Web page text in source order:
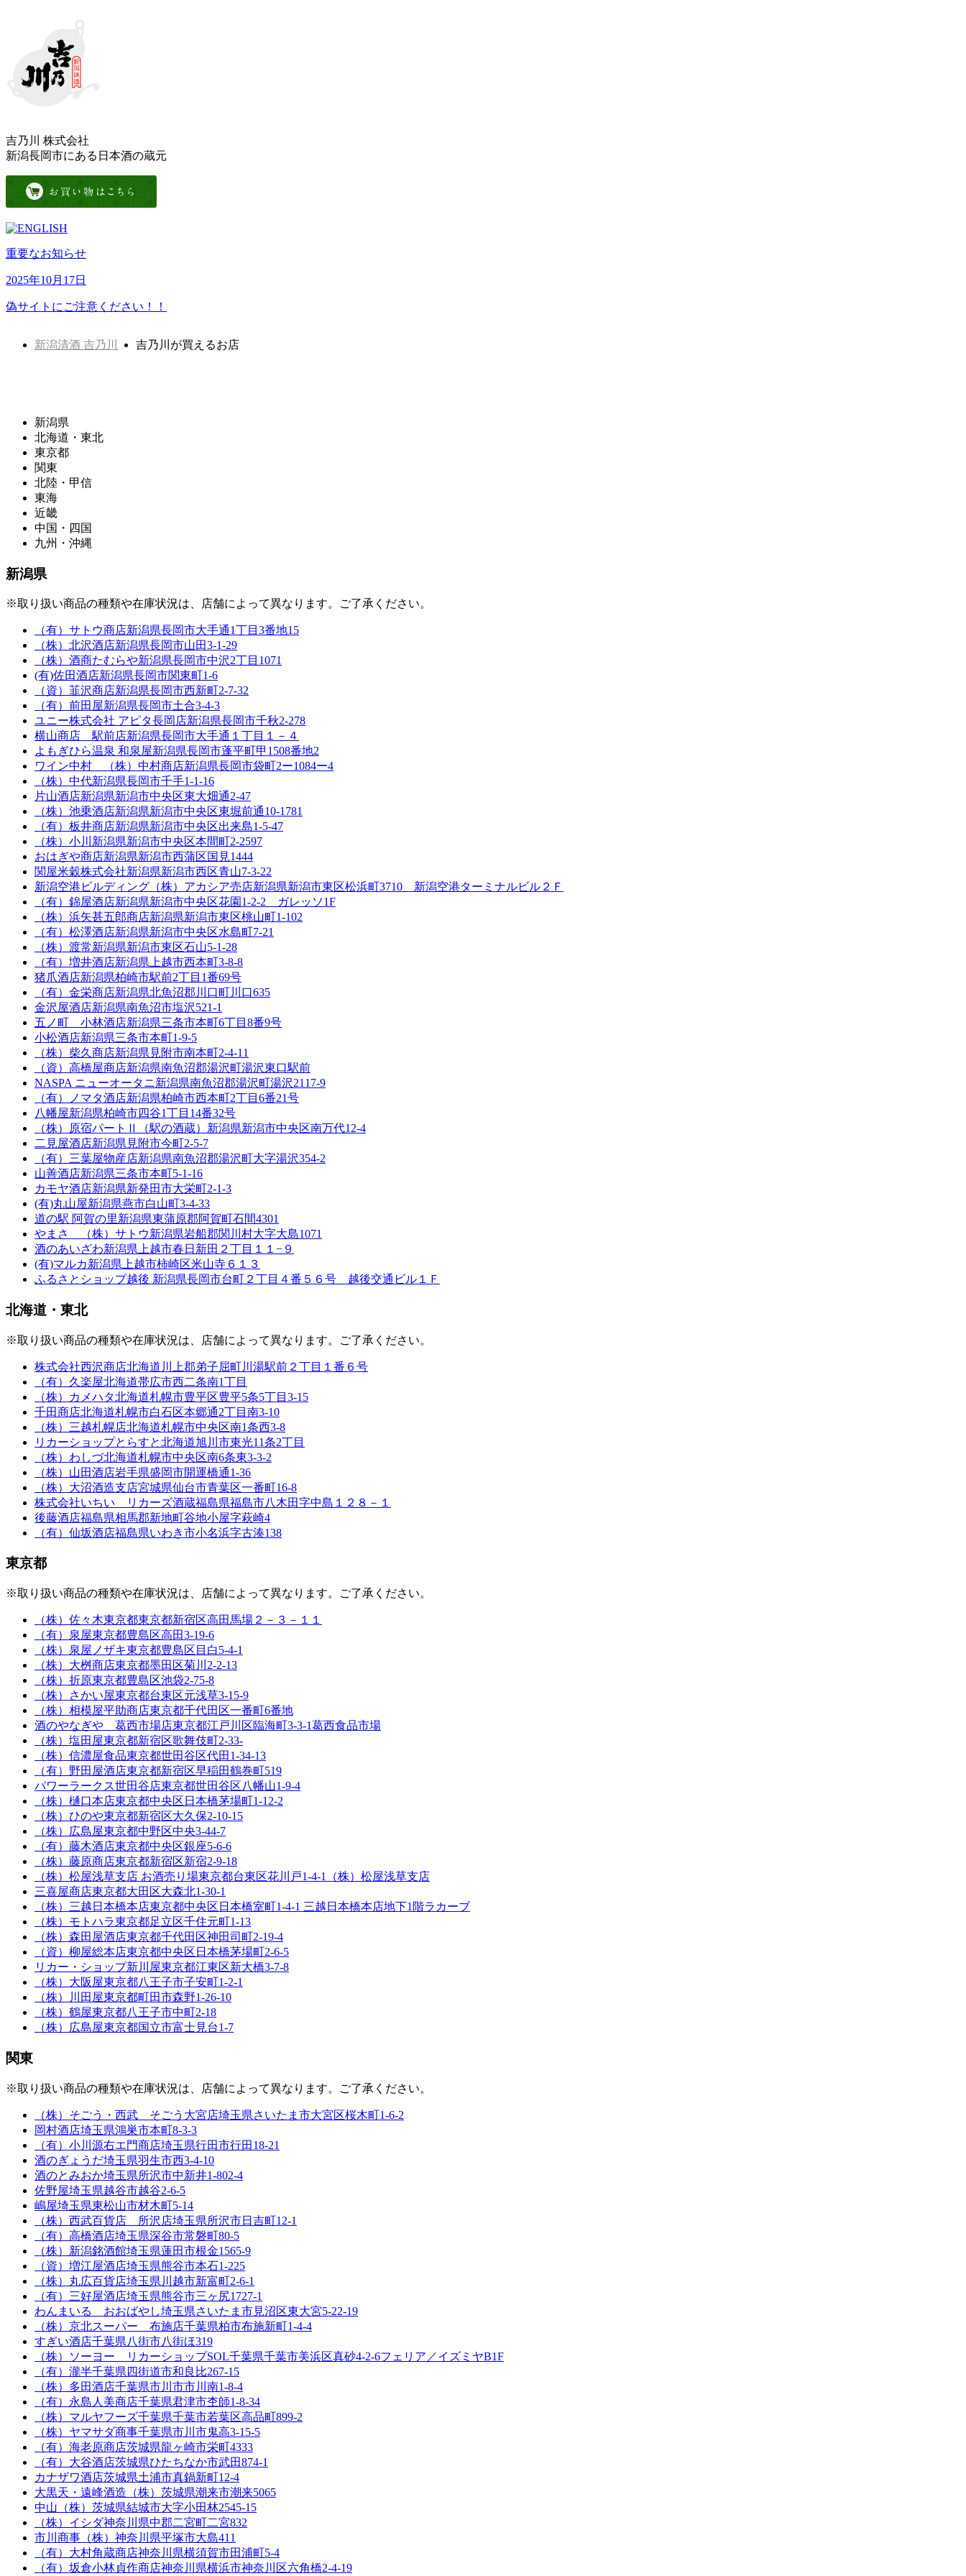
吉乃川 株式会社
新潟長岡市にある日本酒の蔵元
重要なお知らせ
2025年10月17日
偽サイトにご注意ください！！
新潟清酒 吉乃川 吉乃川が買えるお店
新潟県
北海道・東北
東京都
関東
北陸・甲信
東海
近畿
中国・四国
九州・沖縄
新潟県
※取り扱い商品の種類や在庫状況は、店舗によって異なります。ご了承ください。
（有）サトウ商店新潟県長岡市大手通1丁目3番地15
（株）北沢酒店新潟県長岡市山田3-1-29
（株）酒商たむらや新潟県長岡市中沢2丁目1071
(有)佐田酒店新潟県長岡市関東町1-6
（資）韮沢商店新潟県長岡市西新町2-7-32
（有）前田屋新潟県長岡市土合3-4-3
ユニー株式会社 アピタ長岡店新潟県長岡市千秋2-278
横山商店 駅前店新潟県長岡市大手通１丁目１－４
よもぎひら温泉 和泉屋新潟県長岡市蓬平町甲1508番地2
ワイン中村 （株）中村商店新潟県長岡市袋町2ー1084ー4
（株）中代新潟県長岡市千手1-1-16
片山酒店新潟県新潟市中央区東大畑通2-47
（株）池乗酒店新潟県新潟市中央区東堀前通10-1781
（有）板井商店新潟県新潟市中央区出来島1-5-47
（株）小川 新潟県新潟市中央区本間町2-2597
おはぎや商店新潟県新潟市西蒲区国見1444
関屋米穀株式会社新潟県新潟市西区青山7-3-22
新潟空港ビルディング（株）アカシア売店新潟県新潟市東区松浜町3710 新潟空港ターミナルビル２Ｆ
（有）錦屋酒店新潟県新潟市中央区花園1-2-2 ガレッソ1F
（株）浜矢甚五郎商店新潟県新潟市東区桃山町1-102
（有）松澤酒店新潟県新潟市中央区水島町7-21
（株）渡常新潟県新潟市東区石山5-1-28
（有）増井酒店新潟県上越市西本町3-8-8
猪爪酒店新潟県柏崎市駅前2丁目1番69号
（有）金栄商店新潟県北魚沼郡川口町川口635
金沢屋酒店新潟県南魚沼市塩沢521-1
五ノ町 小林酒店新潟県三条市本町6丁目8番9号
小松酒店新潟県三条市本町1-9-5
（株）柴久商店新潟県見附市南本町2-4-11
（資）高橋屋商店新潟県南魚沼郡湯沢町湯沢東口駅前
NASPA ニューオータニ新潟県南魚沼郡湯沢町湯沢2117-9
（有）ノマタ酒店新潟県柏崎市西本町2丁目6番21号
八幡屋新潟県柏崎市四谷1丁目14番32号
（株）原宿パートⅡ（駅の酒蔵） 新潟県新潟市中央区南万代12-4
二見屋酒店新潟県見附市今町2-5-7
（有）三葉屋物産店新潟県南魚沼郡湯沢町大字湯沢354-2
山善酒店新潟県三条市本町5-1-16
カモヤ酒店新潟県新発田市大栄町2-1-3
(有)丸山屋新潟県燕市白山町3-4-33
道の駅 阿賀の里新潟県東蒲原郡阿賀町石間4301
やまさ （株）サトウ新潟県岩船郡関川村大字大島1071
酒のあいざわ新潟県上越市春日新田２丁目１１−９
(有)マルカ新潟県上越市柿崎区米山寺６１３
ふるさとショップ越後 新潟県長岡市台町２丁目４番５６号 越後交通ビル１Ｆ
北海道・東北
※取り扱い商品の種類や在庫状況は、店舗によって異なります。ご了承ください。
株式会社西沢商店北海道川上郡弟子屈町川湯駅前２丁目１番６号
（有）久楽屋北海道帯広市西二条南1丁目
（株）カメハタ北海道札幌市豊平区豊平5条5丁目3-15
千田商店北海道札幌市白石区本郷通2丁目南3-10
（株）三越札幌店北海道札幌市中央区南1条西3-8
リカーショップとらすと北海道旭川市東光11条2丁目
（株）わしづ北海道札幌市中央区南6条東3-3-2
（株）山田酒店岩手県盛岡市開運橋通1-36
（株）大沼酒造支店宮城県仙台市青葉区一番町16-8
株式会社いちい リカーズ酒蔵福島県福島市八木田字中島１２８－１
後藤酒店福島県相馬郡新地町谷地小屋字萩崎4
（有）仙坂酒店福島県いわき市小名浜字古湊138
東京都
※取り扱い商品の種類や在庫状況は、店舗によって異なります。ご了承ください。
（株）佐々木東京都東京都新宿区高田馬場２－３－１１
（有）泉屋東京都豊島区高田3-19-6
（株）泉屋ノザキ東京都豊島区目白5-4-1
（株）大桝商店東京都墨田区菊川2-2-13
（株）折原東京都豊島区池袋2-75-8
（株）さかい屋東京都台東区元浅草3-15-9
（株）相模屋平助商店東京都千代田区一番町6番地
酒のやなぎや 葛西市場店東京都江戸川区臨海町3-3-1葛西食品市場
（株）塩田屋東京都新宿区歌舞伎町2-33-
（株）信濃屋食品東京都世田谷区代田1-34-13
（有）野田屋酒店東京都新宿区早稲田鶴巻町519
パワーラークス世田谷店東京都世田谷区八幡山1-9-4
（株）樋口本店東京都中央区日本橋茅場町1-12-2
（株）ひのや東京都新宿区大久保2-10-15
（株）広島屋東京都中野区中央3-44-7
（有）藤木酒店東京都中央区銀座5-6-6
（株）藤原商店東京都新宿区新宿2-9-18
（株）松屋浅草支店 お酒売り場東京都台東区花川戸1-4-1（株）松屋浅草支店
三喜屋商店東京都大田区大森北1-30-1
（株）三越日本橋本店東京都中央区日本橋室町1-4-1 三越日本橋本店地下1階ラカーブ
（株）モトハラ東京都足立区千住元町1-13
（株）森田屋酒店東京都千代田区神田司町2-19-4
（資）柳屋総本店東京都中央区日本橋茅場町2-6-5
リカー・ショップ新川屋東京都江東区新大橋3-7-8
（株）大阪屋東京都八王子市子安町1-2-1
（株）川田屋東京都町田市森野1-26-10
（株）鶴屋東京都八王子市中町2-18
（株）広島屋東京都国立市富士見台1-7
関東
※取り扱い商品の種類や在庫状況は、店舗によって異なります。ご了承ください。
（株）そごう・西武 そごう大宮店埼玉県さいたま市大宮区桜木町1-6-2
岡村酒店埼玉県鴻巣市本町8-3-3
（有）小川源右エ門商店埼玉県行田市行田18-21
酒のぎょうだ埼玉県羽生市西3-4-10
酒のとみおか埼玉県所沢市中新井1-802-4
佐野屋埼玉県越谷市越谷2-6-5
嶋屋埼玉県東松山市材木町5-14
（株）西武百貨店 所沢店埼玉県所沢市日吉町12-1
（有）高橋酒店埼玉県深谷市常磐町80-5
（株）新潟銘酒館埼玉県蓮田市根金1565-9
（資）増江屋酒店埼玉県熊谷市本石1-225
（株）丸広百貨店埼玉県川越市新富町2-6-1
（有）三好屋酒店埼玉県熊谷市三ヶ尻1727-1
わんまいる おおばやし埼玉県さいたま市見沼区東大宮5-22-19
（株）京北スーパー 布施店千葉県柏市布施新町1-4-4
すぎい酒店千葉県八街市八街ほ319
（株）ソーヨー リカーショップSOL千葉県千葉市美浜区真砂4-2-6フェリア／イズミヤB1F
（有）瀧半千葉県四街道市和良比267-15
（株）多田酒店千葉県市川市市川南1-8-4
（有）永島人美商店千葉県君津市杢師1-8-34
（株）マルヤフーズ千葉県千葉市若葉区高品町899-2
（株）ヤマサダ商事千葉県市川市鬼高3-15-5
（有）海老原商店茨城県龍ヶ崎市栄町4333
（有）大谷酒店茨城県ひたちなか市武田874-1
カナザワ酒店茨城県土浦市真鍋新町12-4
大黒天・遠峰酒造（株） 茨城県潮来市潮来5065
中山（株） 茨城県結城市大字小田林2545-15
（株）イシダ神奈川県中郡二宮町二宮832
市川商事（株） 神奈川県平塚市大島411
（有）大村角蔵商店神奈川県横須賀市田浦町5-4
（有）坂倉小林貞作商店神奈川県横浜市神奈川区六角橋2-4-19